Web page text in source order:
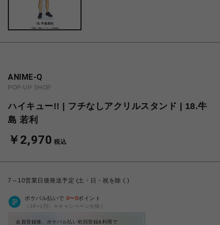
ANIME-Q
POP-UP SHOP
ハイキュー!! | フチなしアクリルスタンド | 18.牛
島 若利
￥2,970 税込
7～10営業日後発送予定 (土・日・祝を除く)
ポケパル払いで 0〜0ポイント
（1P=1円）※キャンペーン分除く
会員登録後、ポケパル払い初回登録&利用で